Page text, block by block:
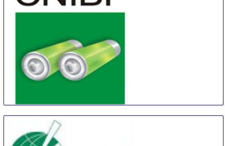
23 Aug
Shanghai
China